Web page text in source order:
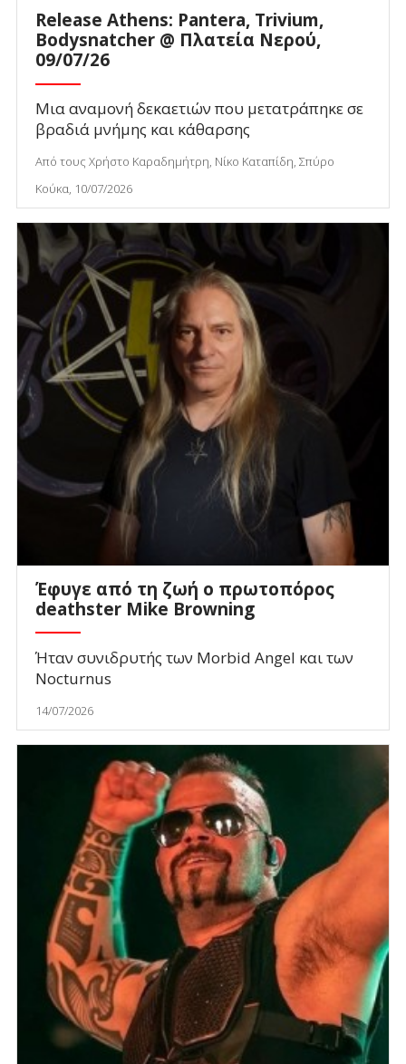
Release Athens: Pantera, Trivium,
Bodysnatcher @ Πλατεία Νερού,
09/07/26
Μια αναμονή δεκαετιών που μετατράπηκε σε
βραδιά μνήμης και κάθαρσης
Από τους Χρήστο Καραδημήτρη, Νίκο Καταπίδη, Σπύρο
Κούκα, 10/07/2026
Έφυγε από τη ζωή ο πρωτοπόρος
deathster Mike Browning
Ήταν συνιδρυτής των Morbid Angel και των
Nocturnus
14/07/2026